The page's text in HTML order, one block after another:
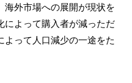
海外市場への展開が現状を
によって購入者が減っただ
よって人口減少の一途をた